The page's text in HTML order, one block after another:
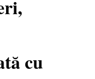
cu